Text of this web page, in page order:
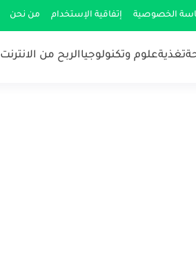
الخصوصية إتفاقية الإستخدام من نحن
تغذيةعلوم وتكنولوجياالربح من الانترنت